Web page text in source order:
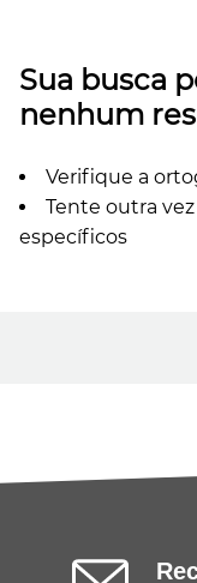
Sua busca
nenhum
Verifique a
Tente outra
específicos